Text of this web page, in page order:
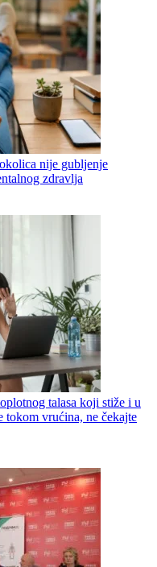
nije gubljenje
zdravlja
talasa koji stiže i u
tokom vrućina, ne čekajte